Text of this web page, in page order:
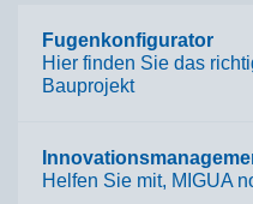
Fugenkonfigurator
Hier finden Sie das
Bauprojekt
Helfen Sie mit, MIGUA